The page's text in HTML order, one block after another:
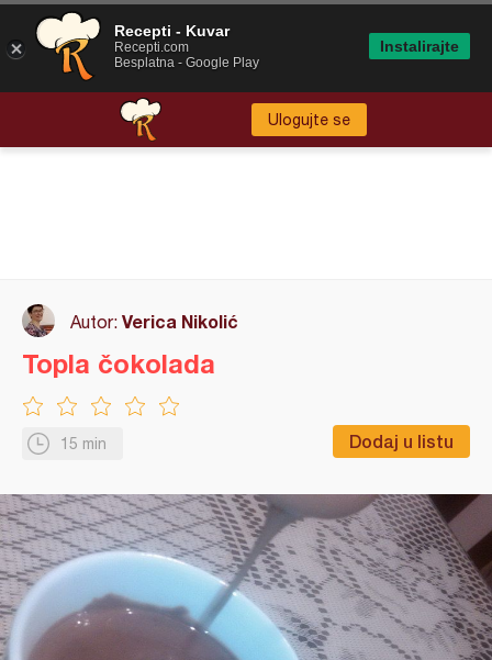
Ulogujte se
Autor: Verica Nikolić
15 min Dodaj u listu
Topla čokolada
Recepti - Kuvar
Recepti.com
Besplatna - Google Play
Instalirajte